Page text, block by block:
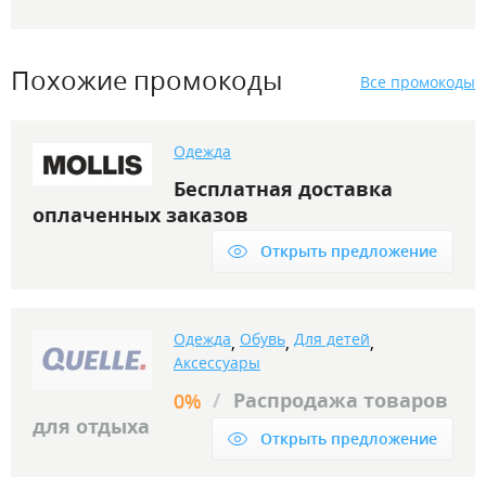
Похожие промокоды Все промокоды
Одежда
Бесплатная доставка
оплаченных заказов
Открыть предложение
Одежда, Обувь, Для детей,
Аксессуары
0% / Распродажа товаров
для отдыха
Открыть предложение